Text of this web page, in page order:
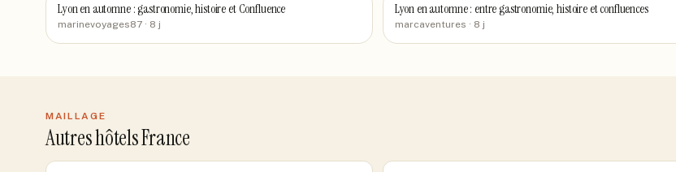
Lyon en automne : gastronomie, histoire et Confluence
marinevoyages87 · 8 j
Lyon en automne : entre gastronomie, histoire et confluences
marcaventures · 8 j
MAILLAGE
Autres hôtels France